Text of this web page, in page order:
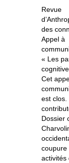
Revue
des
Appel à
« Les
Cet
est clos.
Dossier
coupure
activités